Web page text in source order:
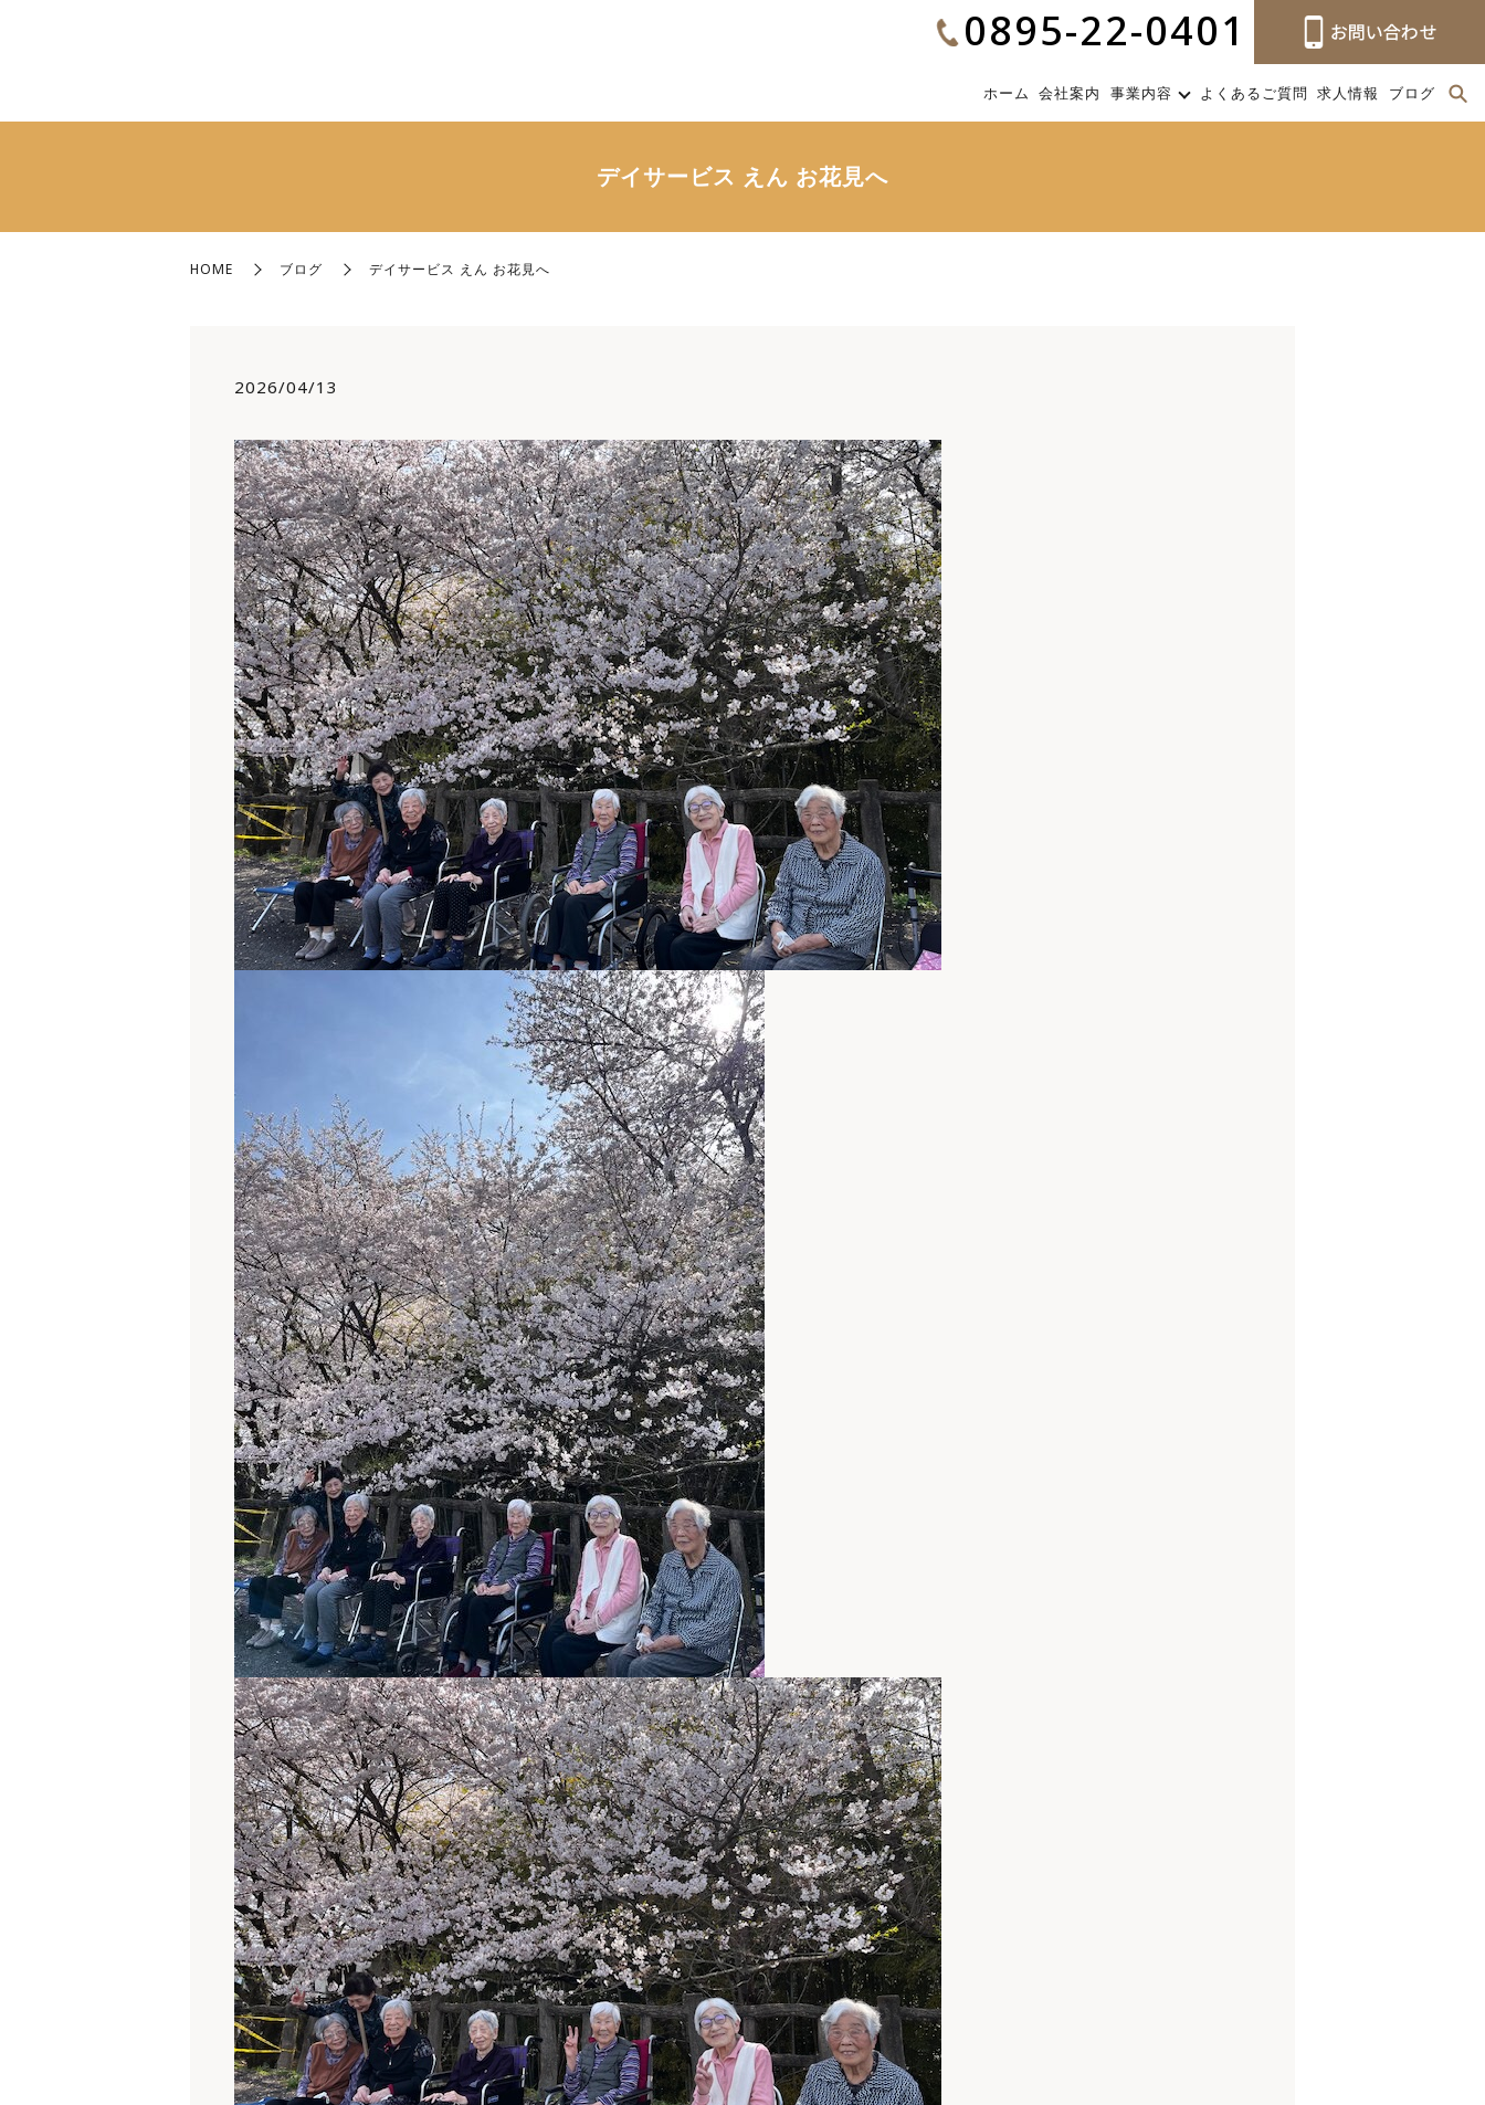
0895-22-0401
ホーム 会社案内 事業内容 よくあるご質問 求人情報 ブログ
デイサービス えん お花見へ
HOME ブログ デイサービス えん お花見へ
2026/04/13